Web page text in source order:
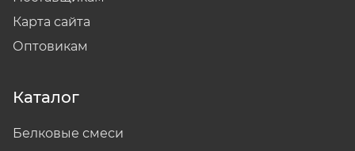
Карта сайта
Оптовикам
Каталог
Белковые смеси